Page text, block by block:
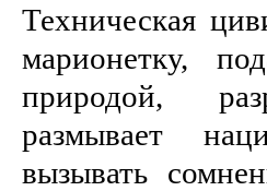
Техническая
марионетку,
природой,
размывает
вызывать